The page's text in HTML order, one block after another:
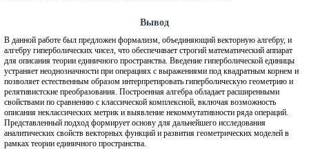
Вывод
В данной работе был предложен формализм, объединяющий векторную алгебру, и
алгебру гиперболических чисел, что обеспечивает строгий математический аппарат
для описания теории единичного пространства. Введение гиперболической единицы
устраняет неоднозначности при операциях с выражениями под квадратным корнем и
позволяет естественным образом интерпретировать гиперболическую геометрию и
релятивистские преобразования. Построенная алгебра обладает расширенными
свойствами по сравнению с классической комплексной, включая возможность
описания неклассических метрик и выявление некоммутативности ряда операций.
Представленный подход формирует основу для дальнейшего исследования
аналитических свойств векторных функций и развития геометрических моделей в
рамках теории единичного пространства.